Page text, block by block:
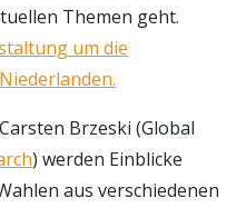
Themen geht.
um die
Brzeski (Global
) werden Einblicke
aus verschiedenen